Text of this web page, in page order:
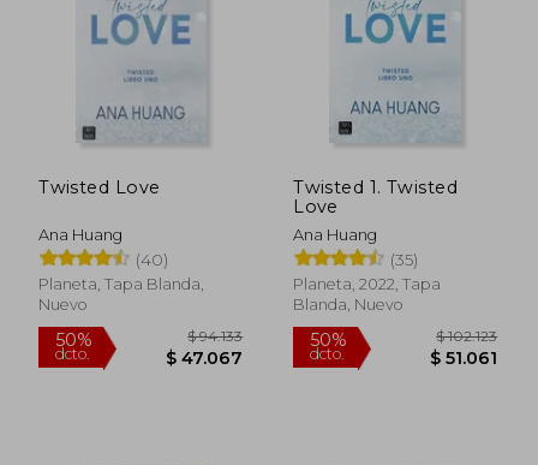
Twisted Love
Ana Huang
(40)
Planeta, Tapa Blanda,
Nuevo
Twisted 1. Twisted
Love
Ana Huang
(35)
Planeta, 2022, Tapa
Blanda, Nuevo